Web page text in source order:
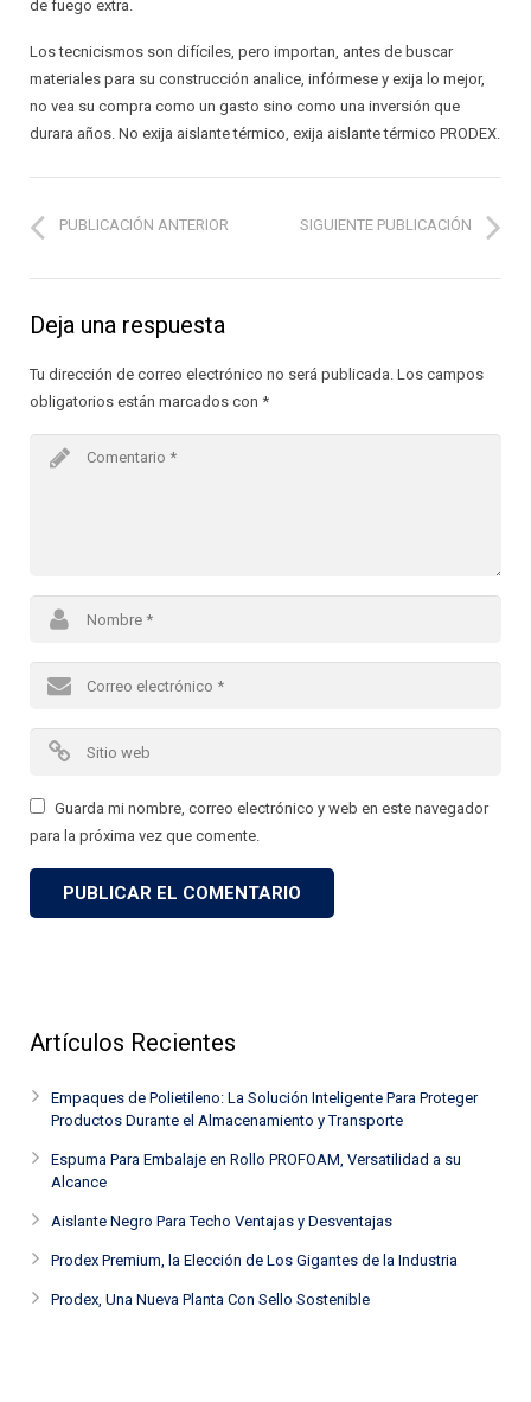
de fuego extra.
Los tecnicismos son difíciles, pero importan, antes de buscar
materiales para su construcción analice, infórmese y exija lo mejor,
no vea su compra como un gasto sino como una inversión que
durara años. No exija aislante térmico, exija aislante térmico PRODEX.
PUBLICACIÓN ANTERIOR SIGUIENTE PUBLICACIÓN
Deja una respuesta
Tu dirección de correo electrónico no será publicada. Los campos
obligatorios están marcados con *
Guarda mi nombre, correo electrónico y web en este navegador
para la próxima vez que comente.
Artículos Recientes
Empaques de Polietileno: La Solución Inteligente Para Proteger
Productos Durante el Almacenamiento y Transporte
Espuma Para Embalaje en Rollo PROFOAM, Versatilidad a su
Alcance
Aislante Negro Para Techo Ventajas y Desventajas
Prodex Premium, la Elección de Los Gigantes de la Industria
Prodex, Una Nueva Planta Con Sello Sostenible